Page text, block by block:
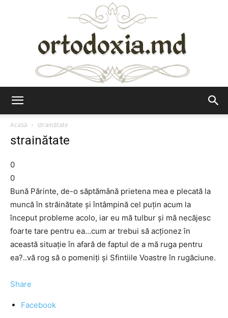
Acasă
strainătate
strainătate
0
0
Bună Părinte, de-o săptămână prietena mea e plecată la
muncă în străinătate şi întâmpină cel puţin acum la
început probleme acolo, iar eu mă tulbur şi mă necăjesc
foarte tare pentru ea…cum ar trebui să acţionez în
această situaţie în afară de faptul de a mă ruga pentru
ea?..vă rog să o pomeniţi şi Sfintiile Voastre în rugăciune.
Share
Facebook